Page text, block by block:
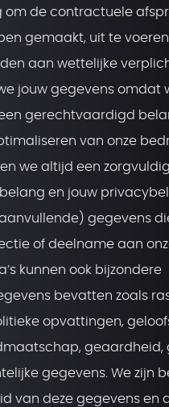
om de contractuele
gemaakt, uit te
aan wettelijke
jouw gegevens omdat
gerechtvaardigd
van onze
we altijd een
en jouw
gegevens
of deelname aan
kunnen ook bijzondere
bevatten zoals
opvattingen,
geaardheid,
gegevens. We zijn
van deze gegevens en